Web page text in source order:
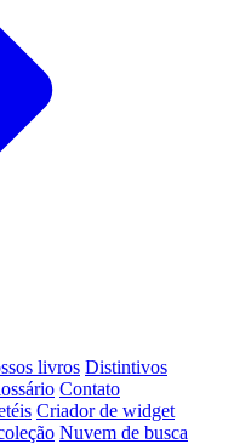
livros Distintivos
Contato
Criador de widget
Nuvem de busca